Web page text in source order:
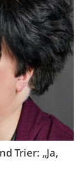
Trier: „Ja,